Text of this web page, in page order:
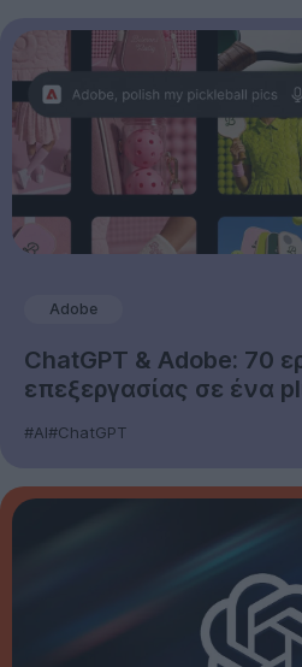
Adobe
ChatGPT & Adobe: 70
επεξεργασίας σε ένα
#AI#ChatGPT